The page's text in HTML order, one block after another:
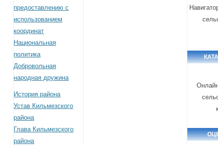
предоставлению с
использованием
координат
Национальная
политика
Добровольная
народная дружина
История района
Устав Кильмезского
района
Глава Кильмезского
района